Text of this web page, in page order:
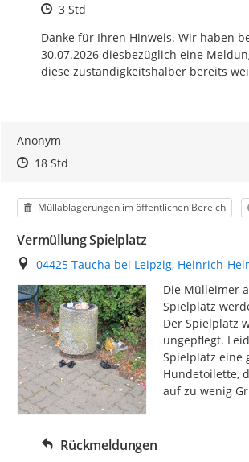
Zeitpunkt des Erstellens
3 Std
Danke für Ihren Hinweis. Wir haben
30.07.2026 diesbezüglich eine
diese zuständigkeitshalber bereits
Anonym
Zeitpunkt des Erstellens
Zeitpunkt des Erstellens
18 StdZur Äußerung
Kategorie
Müllablagerungen im öffentlichen Bereich
Vermüllung Spielplatz
Ort
04425 Taucha bei Leipzig, Heinrich-
Die Mülleimer
Spielplatz
Der Spielplatz
ungepflegt.
Spielplatz eine
Hundetoilette,
auf zu wenig
Rückmeldungen